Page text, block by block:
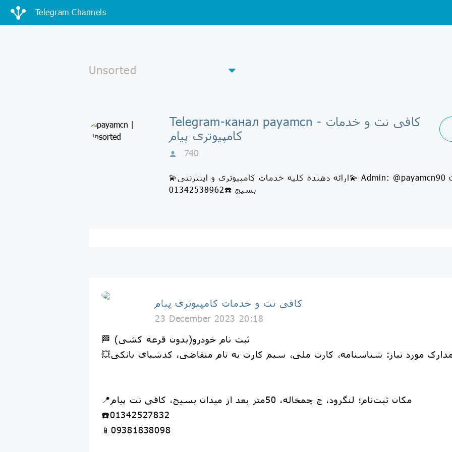
Telegram Channels
Telegram-канал payamcn - کافی نت و خدمات
کامپیوتری پیام
740
💫ارائه دهنده کلیه خدمات کامپیوتری و اینترنتی💫 Admin: @payamcn90 لنگرود-خ آزادی-بعد از میدان
بسیج ☎️01342538962
کافی نت و خدمات کامپیوتری پیام
23 December 2023 20:18
🏁 ثبت نام خودرو(بدون قرعه کشی)
مورد نیاز: شناسنامه، کارت ملی، سیم کارت به نام متقاضی، کدشبای بانکی
📍مکان ثبت‌نام؛ لنگرود، ج چمخاله، 50متر بعد از میدان بسیج، کافی نت پیام
☎️01342527832
📱09381838098